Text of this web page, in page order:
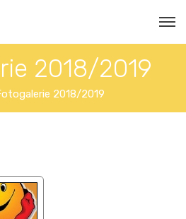
2018/2019
2018/2019